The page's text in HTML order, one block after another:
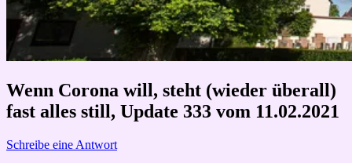
Wenn Corona will, steht (wieder überall)
fast alles still, Update 333 vom 11.02.2021
Schreibe eine Antwort